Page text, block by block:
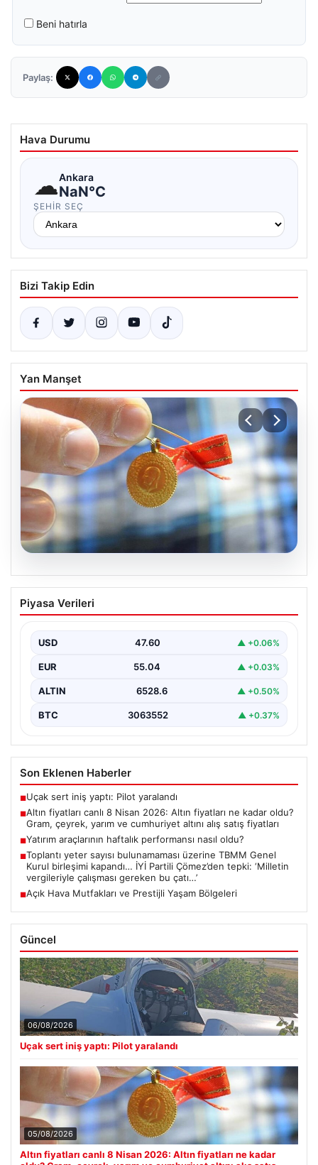
Beni hatırla
Paylaş:
Hava Durumu
☁Ankara
NaN°C
ŞEHIR SEÇ
Bizi Takip Edin
Yan Manşet
05.08.2026
Altın fiyatları canlı 8 Nisan 2026: Altın
fiyatları ne kadar oldu? Gram, çeyrek,
fiyatları
{ "title": "8 Nisan 2026 Altın Fiyatları Canlı Takip: Gram,
Çeyrek ve Cumhuriyet Altını…
Piyasa Verileri
USD 47.60 ▲ +0.06%
EUR 55.04 ▲ +0.03%
ALTIN 6528.6 ▲ +0.50%
BTC 3063552 ▲ +0.37%
Son Eklenen Haberler
■Uçak sert iniş yaptı: Pilot yaralandı
■Altın fiyatları canlı 8 Nisan 2026: Altın fiyatları ne kadar oldu?
Gram, çeyrek, yarım ve cumhuriyet altını alış satış fiyatları
■Yatırım araçlarının haftalık performansı nasıl oldu?
■Toplantı yeter sayısı bulunamaması üzerine TBMM Genel
Kurul birleşimi kapandı… İYİ Partili Çömez’den tepki: ‘Milletin
vergileriyle çalışması gereken bu çatı…’
■Açık Hava Mutfakları ve Prestijli Yaşam Bölgeleri
Güncel
06/08/2026
Uçak sert iniş yaptı: Pilot yaralandı
05/08/2026
Altın fiyatları canlı 8 Nisan 2026: Altın fiyatları ne kadar